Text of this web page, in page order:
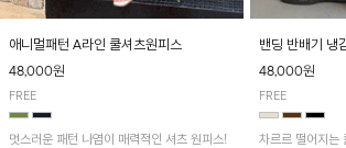
애니멀패턴 A라인 쿨셔츠원피스
48,000원
FREE
멋스러운 패턴 나염이 매력적인 셔츠 원피스!
밴딩 반배기 냉
48,000원
FREE
차르르 떨어지는